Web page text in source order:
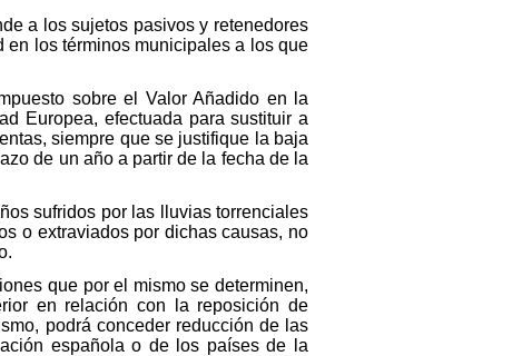
a los sujetos pasivos y retenedores
los términos municipales a los que
sobre el Valor Añadido en la
Europea, efectuada para sustituir a
siempre que se justifique la baja
de un año a partir de la fecha de la
sufridos por las lluvias torrenciales
o extraviados por dichas causas, no
que por el mismo se determinen,
en relación con la reposición de
podrá conceder reducción de las
española o de los países de la